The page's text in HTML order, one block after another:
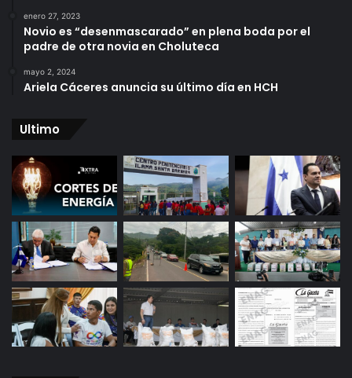
enero 27, 2023
Novio es “desenmascarado” en plena boda por el
padre de otra novia en Choluteca
mayo 2, 2024
Ariela Cáceres anuncia su último día en HCH
Ultimo